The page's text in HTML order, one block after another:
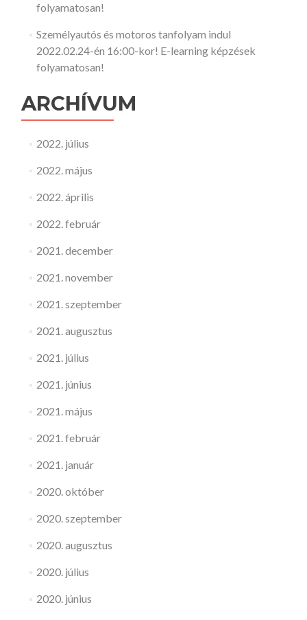
folyamatosan!
Személyautós és motoros tanfolyam indul
2022.02.24-én 16:00-kor! E-learning képzések
folyamatosan!
ARCHÍVUM
2022. július
2022. május
2022. április
2022. február
2021. december
2021. november
2021. szeptember
2021. augusztus
2021. július
2021. június
2021. május
2021. február
2021. január
2020. október
2020. szeptember
2020. augusztus
2020. július
2020. június